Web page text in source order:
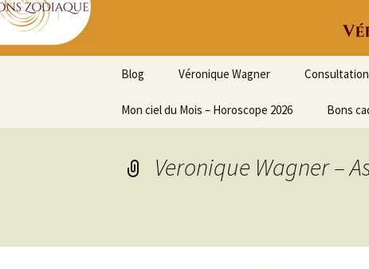
contenu
Blog Véronique Wagner
Mon ciel du Mois – Horoscope 2026 Bons
Veronique Wagner –